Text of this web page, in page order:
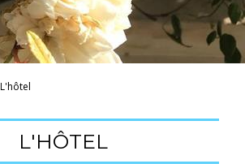
L'hôtel
L'HÔTEL